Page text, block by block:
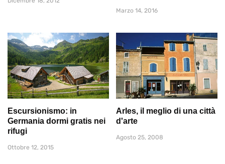
Marzo 14, 2016
Escursionismo: in
Germania dormi gratis nei
rifugi
Ottobre 12, 2015
Arles, il meglio di una città
d'arte
Agosto 25, 2008